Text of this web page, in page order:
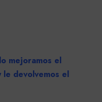
mejoramos el
devolvemos el